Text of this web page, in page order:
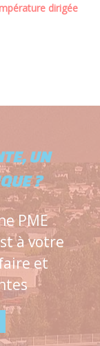
dirigée
UN
?
PME
à votre
et